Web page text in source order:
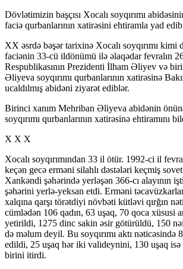
Dövlətimizin başçısı Xocalı soyqırımı
faciə qurbanlarının xatirəsini ehtiramla yad
XX əsrdə bəşər tarixinə Xocalı soyqırımı kimi
faciənin 33-cü ildönümü ilə əlaqədar fevralın
Respublikasının Prezidenti İlham Əliyev və
Əliyeva soyqırımı qurbanlarının xatirəsinə
ucaldılmış abidəni ziyarət ediblər.
Birinci xanım Mehriban Əliyeva abidənin
soyqırımı qurbanlarının xatirəsinə ehtiramını
X X X
Xocalı soyqırımından 33 il ötür. 1992-ci il
keçən gecə erməni silahlı dəstələri keçmiş
Xankəndi şəhərində yerləşən 366-cı alayının
şəhərini yerlə-yeksan etdi. Erməni
xalqına qarşı törətdiyi növbəti kütləvi qırğın
cümlədən 106 qadın, 63 uşaq, 70 qoca xüsusi
yetirildi, 1275 dinc sakin əsir götürüldü, 150
də məlum deyil. Bu soyqırımı aktı nəticəsində
edildi, 25 uşaq hər iki valideynini, 130 uşaq
birini itirdi.